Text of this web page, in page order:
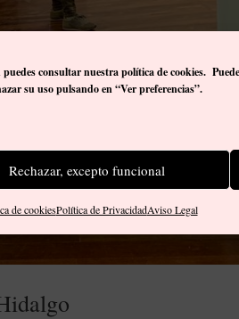
consultar nuestra política de cookies.
su uso pulsando en “Ver preferencias”.
Rechazar, excepto funcional
de cookiesPolítica de PrivacidadAviso Legal